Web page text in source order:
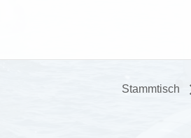
Stammtisch